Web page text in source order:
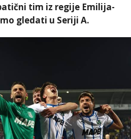
tim iz regije Emilija-
gledati u Seriji A.